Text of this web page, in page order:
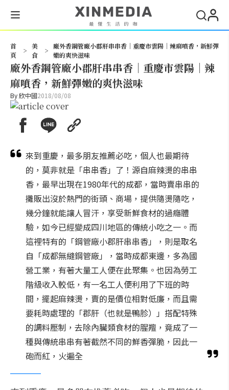
首
頁
>
美
食
>
廠外香鋼管廠小郡肝串串香｜重慶市雲陽｜辣麻噴香，新鮮彈
嫩的爽快滋味
廠外香鋼管廠小郡肝串串香｜重慶市雲陽｜辣
麻噴香，新鮮彈嫩的爽快滋味
By欣中國2018/08/08
來到重慶，最多朋友推薦必吃，個人也最期待
的，莫非就是「串串香」了！源自麻辣燙的串串
香，最早出現在1980年代的成都，當時賣串串的
攤販出沒於熱門的街頭、商場，提供隨燙隨吃，
幾分鐘就能讓人冒汗，享受新鮮食材的過癮體
驗，如今已經變成四川地區的傳統小吃之一。而
這裡特有的「鋼管廠小郡肝串串香」，則是取名
自「成都無縫鋼管廠」，當時成都東邊，多為國
營工業，有著大量工人便在此聚集。也因為勞工
階級收入較低，有一名工人便利用了下班的時
間，擺起麻辣燙，賣的是價位相對低廉，而且需
要耗時處理的「郡肝（也就是鴨胗）」搭配特殊
的調料壓制，去除內臟類食材的腥羶，竟成了一
種與傳統串串有著截然不同的鮮香彈脆，因此一
砲而紅，火遍全